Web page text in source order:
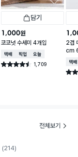
담기
1,000원
코코넛 수세미 4개입
택배배송매장픽업오늘배송
별점 4.5점 1,709
건 작성
2겹
cm
택배
별점
전체보기
(214)